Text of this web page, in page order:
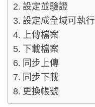
設定並驗證
設定成全域可執行
上傳檔案
下載檔案
同步上傳
同步下載
更換帳號